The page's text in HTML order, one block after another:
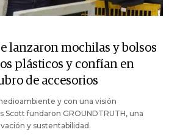
lanzaron mochilas y bolsos
plásticos y confían en
de accesorios
y con una visión
Scott fundaron GROUNDTRUTH, una
y sustentabilidad.